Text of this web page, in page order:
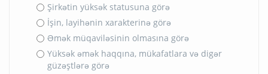
Şirkətin yüksək statusuna görə
İşin, layihənin xarakterinə görə
Əmək müqaviləsinin olmasına görə
Yüksək əmək haqqına, mükafatlara və digər
güzəştlərə görə